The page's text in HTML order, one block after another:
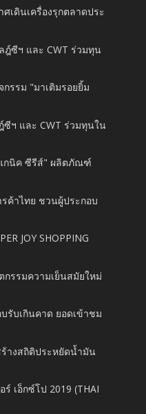
เดินเครื่องรุกตลาดประ
ฎ์ซีฯ และ CWT ร่วมทุน
กรรม "มาเติมรอยยิ้ม
ซีฯ และ CWT ร่วมทุนใน
กนิค ซีรีส์" ผลิตภัณฑ์
รค้าไทย ชวนผู้ประกอบ
JOY SHOPPING
กรรมความเย็นสมัยใหม่
บรับเกินคาด ยอดเข้าชม
างสถิติประหยัดน้ำมัน
ร์ เอ็กซ์โป 2019 (THAI